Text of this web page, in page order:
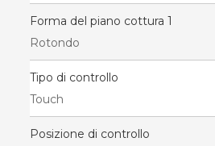
Forma del piano cottura 1
Rotondo
Tipo di controllo
Touch
Posizione di controllo